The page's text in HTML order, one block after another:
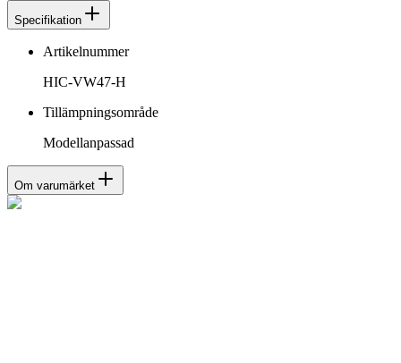
Specifikation
Artikelnummer
HIC-VW47-H
Tillämpningsområde
Modellanpassad
Om varumärket